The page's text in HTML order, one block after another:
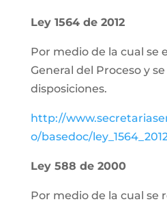
Ley 1564 de 2012
Por medio de la cual se
General del Proceso y
disposiciones.
http://
o/basedoc/
Ley 588 de 2000
Por medio de la cual se